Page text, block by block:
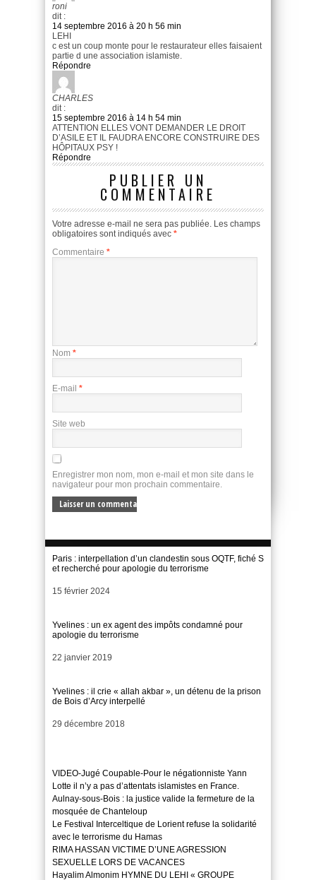
roni
dit :
14 septembre 2016 à 20 h 56 min
LEHI
c est un coup monte pour le restaurateur elles faisaient
partie d une association islamiste.
Répondre
CHARLES
dit :
15 septembre 2016 à 14 h 54 min
ATTENTION ELLES VONT DEMANDER LE DROIT
D’ASILE ET IL FAUDRA ENCORE CONSTRUIRE DES
HÔPITAUX PSY !
Répondre
PUBLIER UN
COMMENTAIRE
Votre adresse e-mail ne sera pas publiée. Les champs
obligatoires sont indiqués avec *
Commentaire *
Nom *
E-mail *
Site web
Enregistrer mon nom, mon e-mail et mon site dans le
navigateur pour mon prochain commentaire.
Paris : interpellation d’un clandestin sous OQTF, fiché S
et recherché pour apologie du terrorisme
Date
15 février 2024
Yvelines : un ex agent des impôts condamné pour
apologie du terrorisme
Date
22 janvier 2019
Yvelines : il crie « allah akbar », un détenu de la prison
de Bois d’Arcy interpellé
Date
29 décembre 2018
VIDEO-Jugé Coupable-Pour le négationniste Yann
Lotte il n’y a pas d’attentats islamistes en France.
Aulnay-sous-Bois : la justice valide la fermeture de la
mosquée de Chanteloup
Le Festival Interceltique de Lorient refuse la solidarité
avec le terrorisme du Hamas
RIMA HASSAN VICTIME D’UNE AGRESSION
SEXUELLE LORS DE VACANCES
Hayalim Almonim HYMNE DU LEHI « GROUPE